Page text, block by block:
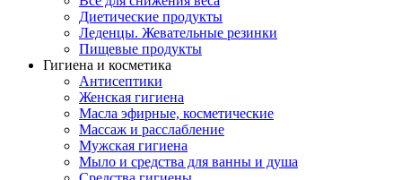
Диетические продукты
Леденцы. Жевательные резинки
Пищевые продукты
Гигиена и косметика
Антисептики
Женская гигиена
Масла эфирные, косметические
Массаж и расслабление
Мужская гигиена
Мыло и средства для ванны и душа